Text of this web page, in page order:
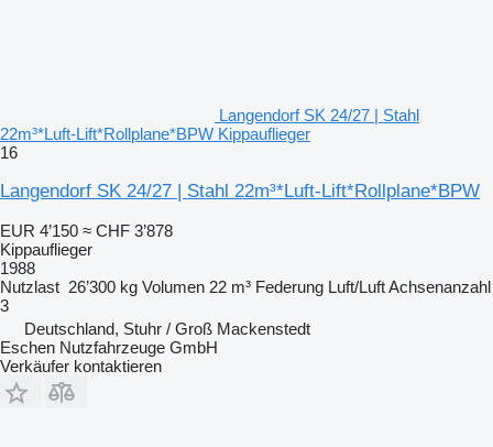
Langendorf SK 24/27 | Stahl
22m³*Luft-Lift*Rollplane*BPW Kippauflieger
16
Langendorf SK 24/27 | Stahl 22m³*Luft-Lift*Rollplane*BPW
EUR 4’150 ≈ CHF 3’878
Kippauflieger
1988
Nutzlast 26’300 kg Volumen 22 m³ Federung Luft/LuftAchsenanzahl
3
Deutschland, Stuhr / Groß Mackenstedt
Eschen Nutzfahrzeuge GmbH
Verkäufer kontaktieren